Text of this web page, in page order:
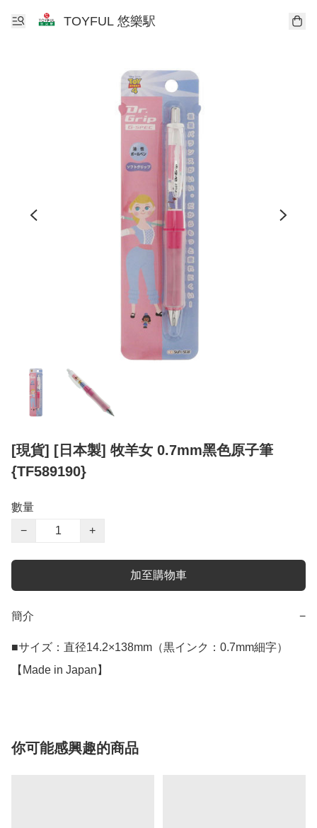
TOYFUL 悠樂駅
[現貨] [日本製] 牧羊女 0.7mm黑色原子筆
{TF589190}
數量
−
+
加至購物車
簡介 −
■サイズ：直径14.2×138mm（黒インク：0.7mm細字）
【Made in Japan】
你可能感興趣的商品